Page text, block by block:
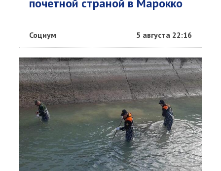
почетной страной в Марокко
Социум 5 августа 22:16